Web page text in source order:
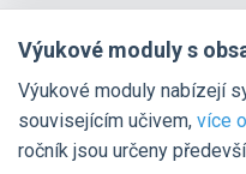
Výukové moduly s
Výukové moduly nabízejí
souvisejícím učivem, více
ročník jsou určeny